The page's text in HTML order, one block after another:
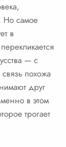
Но самое
в
— с
похожа
друг
в этом
трогает